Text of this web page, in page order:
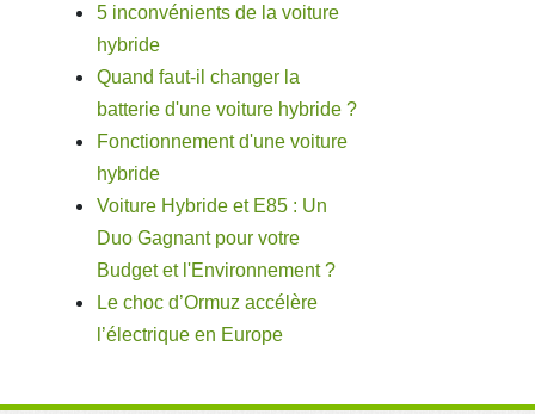
5 inconvénients de la voiture
hybride
Quand faut-il changer la
batterie d'une voiture hybride ?
Fonctionnement d'une voiture
hybride
Voiture Hybride et E85 : Un
Duo Gagnant pour votre
Budget et l'Environnement ?
Le choc d’Ormuz accélère
l’électrique en Europe